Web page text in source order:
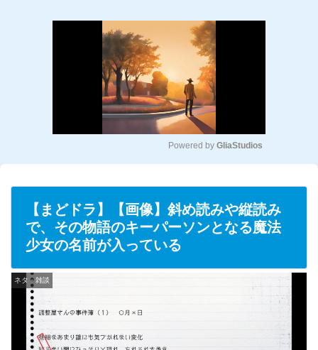
u
t
e
Powered by GliaStudios
【まどドラ】【画像】斜め読みや縦読み
で、その物語のキーパーソンとなる魔法
少女の名前が入っている
ネタ・雑談